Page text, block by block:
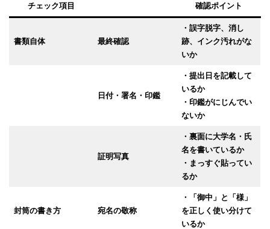
チェック項目 確認ポイント
書類自体 最終確認
・誤字脱字、消し
跡、インク汚れがな
いか
日付・署名・印鑑
・提出日を記載して
いるか
・印鑑がにじんでい
ないか
証明写真
・裏面に大学名・氏
名を書いているか
・まっすぐ貼ってい
るか
封筒の書き方 宛名の敬称
・「御中」と「様」
を正しく使い分けて
いるか